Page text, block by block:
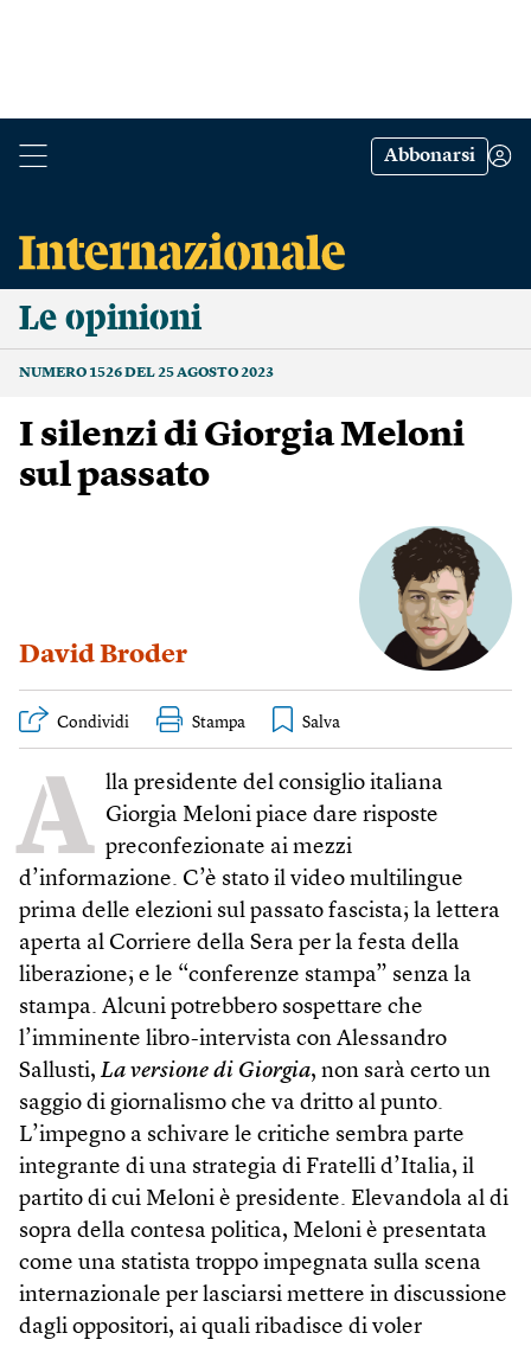
Abbonarsi
Le opinioni
NUMERO 1526 DEL 25 AGOSTO 2023
I silenzi di Giorgia Meloni
sul passato
David Broder
Condividi Stampa
A lla presidente del consiglio italiana
Giorgia Meloni piace dare risposte
preconfezionate ai mezzi
d’informazione. C’è stato il video multilingue
prima delle elezioni sul passato fascista; la lettera
aperta al Corriere della Sera per la festa della
liberazione; e le “conferenze stampa” senza la
stampa. Alcuni potrebbero sospettare che
l’imminente libro-intervista con Alessandro
Sallusti, La versione di Giorgia, non sarà certo un
saggio di giornalismo che va dritto al punto.
L’impegno a schivare le critiche sembra parte
integrante di una strategia di Fratelli d’Italia, il
partito di cui Meloni è presidente. Elevandola al di
sopra della contesa politica, Meloni è presentata
come una statista troppo impegnata sulla scena
internazionale per lasciarsi mettere in discussione
dagli oppositori, ai quali ribadisce di voler